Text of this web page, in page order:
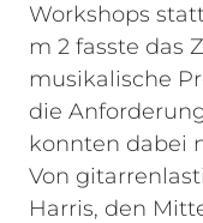
Workshops
m 2 fasste das
musikalische
die
konnten dabei
Von
Harris, den